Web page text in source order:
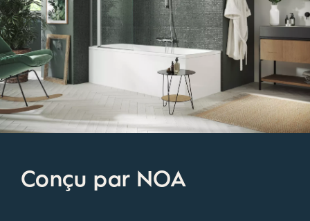
étanchéité aux éclaboussures.
Conçu par NOA